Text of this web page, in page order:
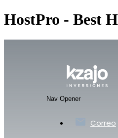
HostPro - Best
Nav Opener
Correo